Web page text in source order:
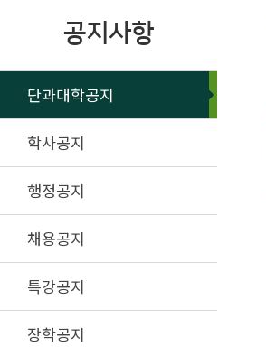
공지사항
단과대학공지
학사공지
행정공지
채용공지
특강공지
장학공지